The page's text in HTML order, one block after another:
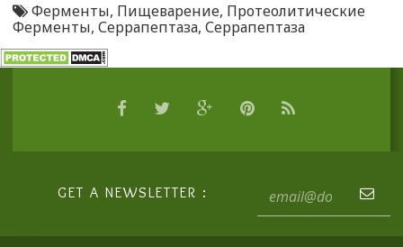
Ферменты, Пищеварение, Протеолитические
Ферменты, Серрапептаза, Серрапептаза
GET A NEWSLETTER :